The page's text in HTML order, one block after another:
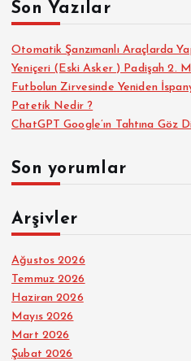
:Son Yazılar
Otomatik Şanzımanlı Araçlarda
Yeniçeri (Eski Asker ) Padişah 2.
Futbolun Zirvesinde Yeniden
Patetik Nedir ?
ChatGPT Google’ın Tahtına Göz
Son yorumlar
Arşivler
Ağustos 2026
Temmuz 2026
Haziran 2026
Mayıs 2026
Mart 2026
Şubat 2026